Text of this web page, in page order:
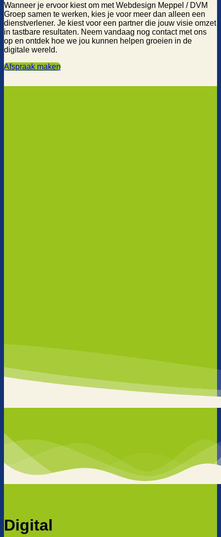
Wanneer je ervoor kiest om met Webdesign Meppel / DVM
Groep samen te werken, kies je voor meer dan alleen een
dienstverlener. Je kiest voor een partner die jouw visie omzet
in tastbare resultaten. Neem vandaag nog contact met ons
op en ontdek hoe we jou kunnen helpen groeien in de
digitale wereld.
Afspraak maken
Digital